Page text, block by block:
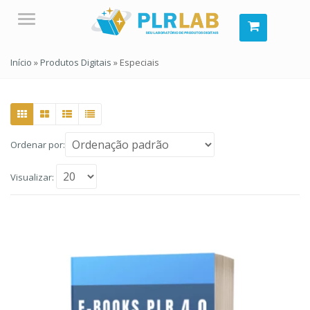
Menu
Início »Produtos Digitais » Especiais
Ordenar por:
Visualizar: